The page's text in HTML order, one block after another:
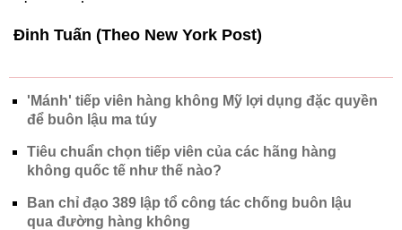
Đinh Tuấn (Theo New York Post)
'Mánh' tiếp viên hàng không Mỹ lợi dụng đặc quyền
để buôn lậu ma túy
Tiêu chuẩn chọn tiếp viên của các hãng hàng
không quốc tế như thế nào?
Ban chỉ đạo 389 lập tổ công tác chống buôn lậu
qua đường hàng không